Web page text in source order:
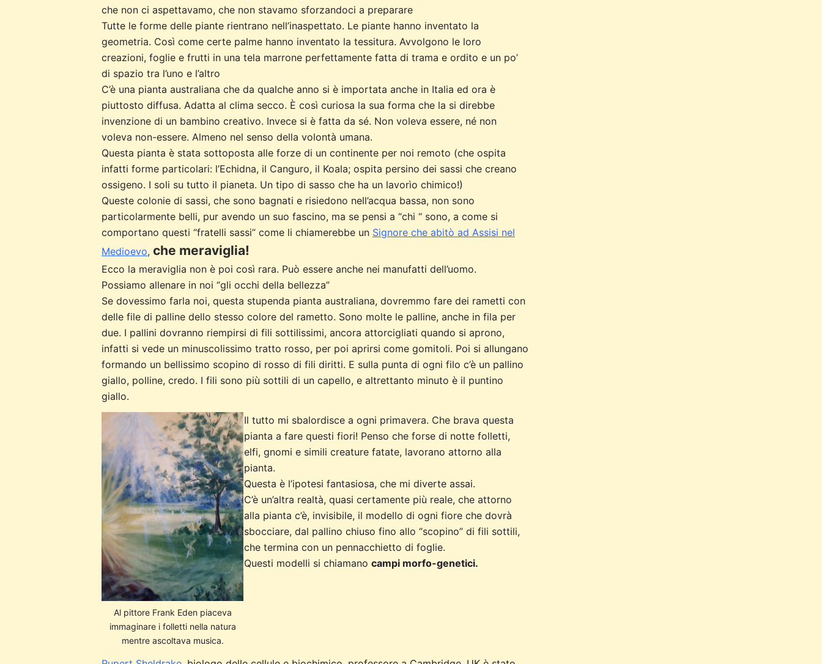
che non ci aspettavamo, che non stavamo sforzandoci a preparare
Tutte le forme delle piante rientrano nell’inaspettato. Le piante hanno inventato la
geometria. Così come certe palme hanno inventato la tessitura. Avvolgono le loro
creazioni, foglie e frutti in una tela marrone perfettamente fatta di trama e ordito e un po’
di spazio tra l’uno e l’altro
C’è una pianta australiana che da qualche anno si è importata anche in Italia ed ora è
piuttosto diffusa. Adatta al clima secco. È così curiosa la sua forma che la si direbbe
invenzione di un bambino creativo. Invece si è fatta da sé. Non voleva essere, né non
voleva non-essere. Almeno nel senso della volontà umana.
Questa pianta è stata sottoposta alle forze di un continente per noi remoto (che ospita
infatti forme particolari: l’Echidna, il Canguro, il Koala; ospita persino dei sassi che creano
ossigeno. I soli su tutto il pianeta. Un tipo di sasso che ha un lavorìo chimico!)
Queste colonie di sassi, che sono bagnati e risiedono nell’acqua bassa, non sono
particolarmente belli, pur avendo un suo fascino, ma se pensi a “chi “ sono, a come si
comportano questi “fratelli sassi” come li chiamerebbe un Signore che abitò ad Assisi nel
Medioevo, che meraviglia!
Ecco la meraviglia non è poi così rara. Può essere anche nei manufatti dell’uomo.
Possiamo allenare in noi “gli occhi della bellezza”
Se dovessimo farla noi, questa stupenda pianta australiana, dovremmo fare dei rametti con
delle file di palline dello stesso colore del rametto. Sono molte le palline, anche in fila per
due. I pallini dovranno riempirsi di fili sottilissimi, ancora attorcigliati quando si aprono,
infatti si vede un minuscolissimo tratto rosso, per poi aprirsi come gomitoli. Poi si allungano
formando un bellissimo scopino di rosso di fili diritti. E sulla punta di ogni filo c’è un pallino
giallo, polline, credo. I fili sono più sottili di un capello, e altrettanto minuto è il puntino
giallo.
Al pittore Frank Eden piaceva
immaginare i folletti nella natura
mentre ascoltava musica.
Il tutto mi sbalordisce a ogni primavera. Che brava questa
pianta a fare questi fiori! Penso che forse di notte folletti,
elfi, gnomi e simili creature fatate, lavorano attorno alla
pianta.
Questa è l’ipotesi fantasiosa, che mi diverte assai.
C’è un’altra realtà, quasi certamente più reale, che attorno
alla pianta c’è, invisibile, il modello di ogni fiore che dovrà
sbocciare, dal pallino chiuso fino allo “scopino” di fili sottili,
che termina con un pennacchietto di foglie.
Questi modelli si chiamano campi morfo-genetici.